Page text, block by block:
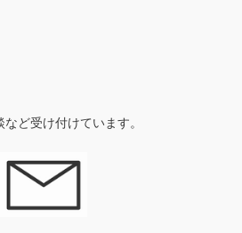
ど受け付けています。